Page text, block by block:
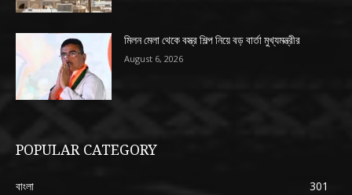
মিলন মেলা থেকে বস্ত্র শিল্প নিয়ে বড় বার্তা মুখ্যমন্ত্রীর
August 6, 2026
POPULAR CATEGORY
বাংলা
301